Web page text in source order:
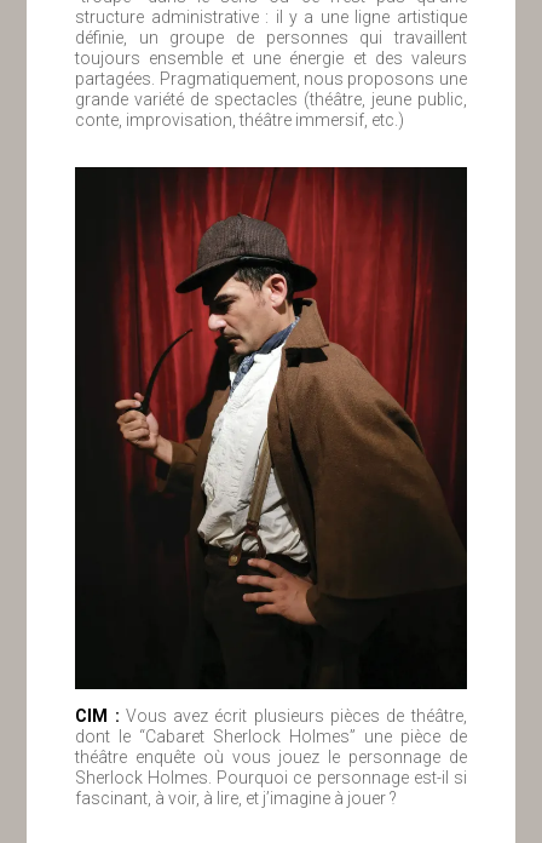
structure administrative : il y a une ligne artistique
définie, un groupe de personnes qui travaillent
toujours ensemble et une énergie et des valeurs
partagées. Pragmatiquement, nous proposons une
grande variété de spectacles (théâtre, jeune public,
conte, improvisation, théâtre immersif, etc.)
ClM : Vous avez écrit plusieurs pièces de théâtre,
dont le “Cabaret Sherlock Holmes” une pièce de
théâtre enquête où vous jouez le personnage de
Sherlock Holmes. Pourquoi ce personnage est-il si
fascinant, à voir, à lire, et j’imagine à jouer ?